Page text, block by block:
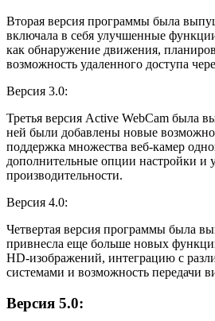
Вторая версия программы была
включала в себя улучшенные
как обнаружение движения,
возможность удаленного доступа
Версия 3.0:
Третья версия Active WebCam была
ней были добавлены новые
поддержка множества веб-камер
дополнительные опции настройки и
производительности.
Версия 4.0:
Четвертая версия программы была
привнесла еще больше новых
HD-изображений, интеграцию с
системами и возможность передачи
Версия 5.0: